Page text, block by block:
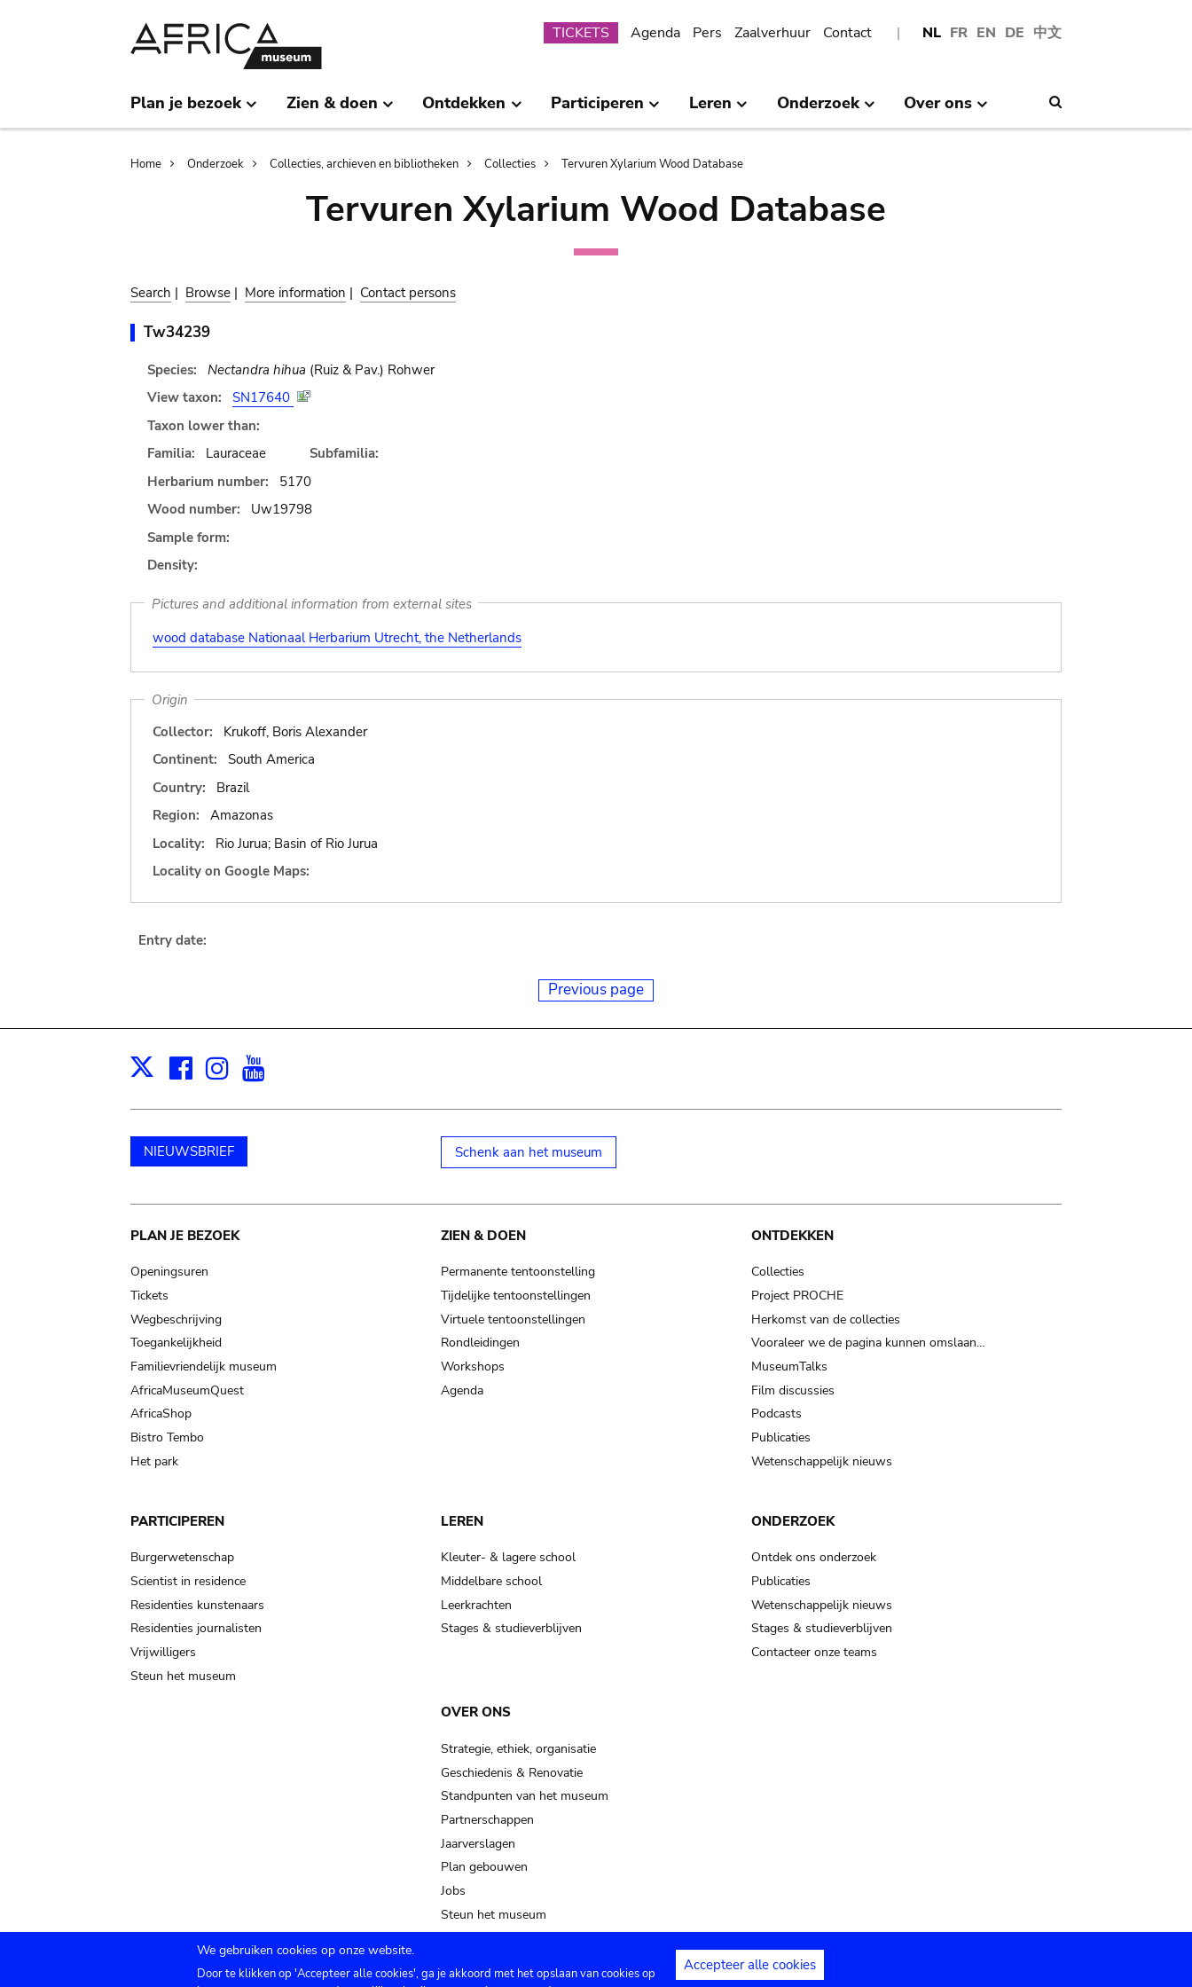
NL FR EN DE 中文
Submenu
TICKETS Agenda Pers Zaalverhuur Contact
Plan je bezoek Zien & doen Ontdekken Participeren Leren Onderzoek Over ons
Breadcrumb
Home Onderzoek Collecties, archieven en bibliotheken Collecties Tervuren Xylarium Wood Database
Tervuren Xylarium Wood Database
Search | Browse | More information | Contact persons
Tw34239
Species: Nectandra hihua (Ruiz & Pav.) Rohwer
View taxon:
SN17640
Taxon lower than:
Familia:
Lauraceae
Subfamilia:
Herbarium number:
5170
Wood number:
Uw19798
Sample form:
Density:
Pictures and additional information from external sites
wood database Nationaal Herbarium Utrecht, the Netherlands
Origin
Collector:
Krukoff, Boris Alexander
Continent:
South America
Country:
Brazil
Region:
Amazonas
Locality:
Rio Jurua; Basin of Rio Jurua
Locality on Google Maps:
Entry date:
Previous page
X Facebook
Instagram
NIEUWSBRIEF Schenk aan het museum
Main
navigation
PLAN JE BEZOEK
Openingsuren
Tickets
Wegbeschrijving
Toegankelijkheid
Familievriendelijk museum
AfricaMuseumQuest
AfricaShop
Bistro Tembo
Het park
ZIEN & DOEN
Permanente tentoonstelling
Tijdelijke tentoonstellingen
Virtuele tentoonstellingen
Rondleidingen
Workshops
Agenda
ONTDEKKEN
Collecties
Project PROCHE
Herkomst van de collecties
Vooraleer we de pagina kunnen omslaan…
MuseumTalks
Film discussies
Podcasts
Publicaties
Wetenschappelijk nieuws
PARTICIPEREN
Burgerwetenschap
Scientist in residence
Residenties kunstenaars
Residenties journalisten
Vrijwilligers
Steun het museum
LEREN
Kleuter- & lagere school
Middelbare school
Leerkrachten
Stages & studieverblijven
ONDERZOEK
Ontdek ons onderzoek
Publicaties
Wetenschappelijk nieuws
Stages & studieverblijven
Contacteer onze teams
OVER ONS
Strategie, ethiek, organisatie
Geschiedenis & Renovatie
Standpunten van het museum
Partnerschappen
Jaarverslagen
Plan gebouwen
Jobs
Steun het museum
We gebruiken cookies op onze website.
Door te klikken op 'Accepteer alle cookies', ga je akkoord met het opslaan van cookies op
Accepteer alle cookies